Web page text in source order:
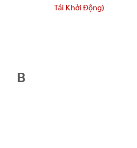
Tái Khởi Động)
B